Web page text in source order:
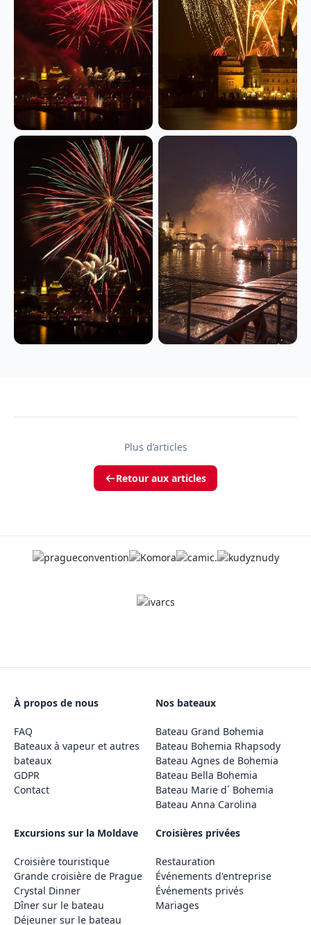
Plus d’articles
Retour aux articles
À propos de nous
FAQ
Bateaux à vapeur et autres
bateaux
GDPR
Contact
Nos bateaux
Bateau Grand Bohemia
Bateau Bohemia Rhapsody
Bateau Agnes de Bohemia
Bateau Bella Bohemia
Bateau Marie d´ Bohemia
Bateau Anna Carolina
Excursions sur la Moldave
Croisière touristique
Grande croisière de Prague
Crystal Dinner
Dîner sur le bateau
Déjeuner sur le bateau
Croisières privées
Restauration
Événements d'entreprise
Événements privés
Mariages